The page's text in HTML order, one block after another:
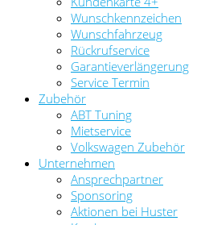
Wunschkennzeichen
Wunschfahrzeug
Rückrufservice
Garantieverlängerung
Service Termin
Zubehör
ABT Tuning
Mietservice
Volkswagen Zubehör
Unternehmen
Ansprechpartner
Sponsoring
Aktionen bei Huster